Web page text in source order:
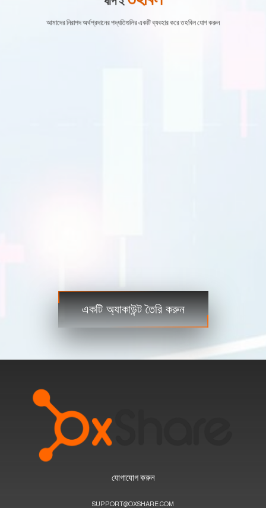
আমাদের নিরাপদ অর্থপ্রদানের পদ্ধতিগুলির একটি ব্যবহার করে তহবিল যোগ করুন
ধাপ 3বাণিজ্য
একটি অ্যাকাউন্ট তৈরি করুন
যোগাযোগ করুন
SUPPORT@OXSHARE.COM